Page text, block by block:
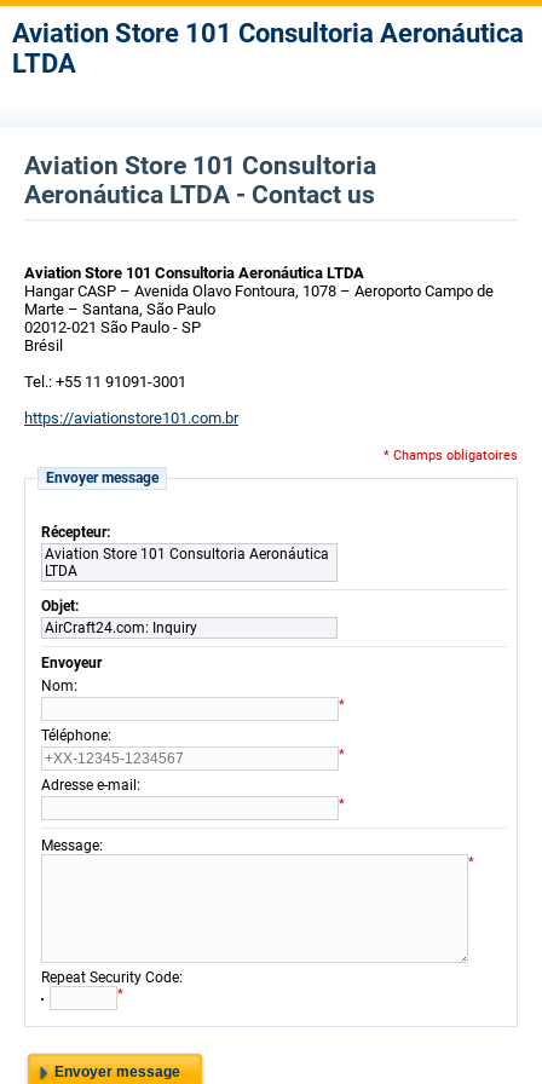
Aviation Store 101 Consultoria Aeronáutica
LTDA
Aviation Store 101 Consultoria
Aeronáutica LTDA - Contact us
Aviation Store 101 Consultoria Aeronáutica LTDA
Hangar CASP – Avenida Olavo Fontoura, 1078 – Aeroporto Campo de
Marte – Santana, São Paulo
02012-021 São Paulo - SP
Brésil
Tel.: +55 11 91091-3001
https://aviationstore101.com.br
* Champs obligatoires
Envoyer message
Récepteur:
Aviation Store 101 Consultoria Aeronáutica
LTDA
Objet:
AirCraft24.com: Inquiry
Envoyeur
Nom:
*
Téléphone:
*
Adresse e-mail :
*
Message:
*
Repeat Security Code:
*